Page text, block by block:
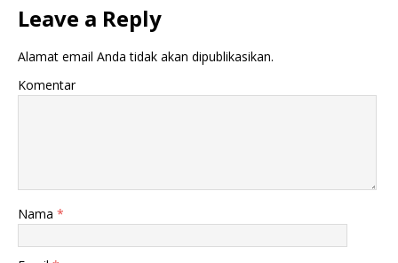
Leave a Reply
Alamat email Anda tidak akan dipublikasikan.
Komentar
Nama *